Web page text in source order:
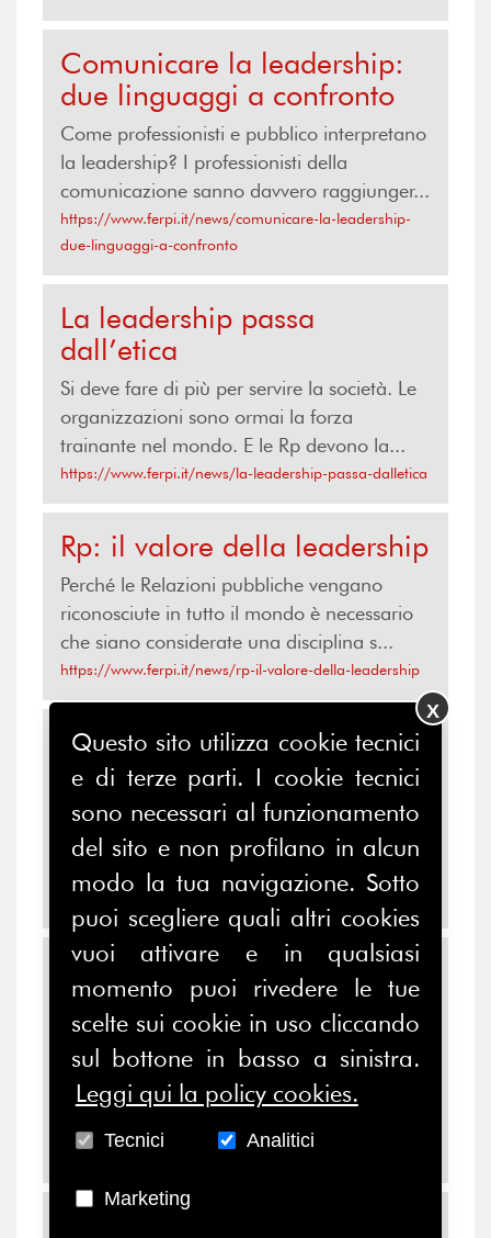
Comunicare la leadership:
due linguaggi a confronto
Come professionisti e pubblico interpretano
la leadership? I professionisti della
comunicazione sanno davvero raggiunger...
https://www.ferpi.it/news/comunicare-la-leadership-
due-linguaggi-a-confronto
La leadership passa
dall’etica
Si deve fare di più per servire la società. Le
organizzazioni sono ormai la forza
trainante nel mondo. E le Rp devono la...
https://www.ferpi.it/news/la-leadership-passa-dalletica
Rp: il valore della leadership
Perché le Relazioni pubbliche vengano
riconosciute in tutto il mondo è necessario
che siano considerate una disciplina s...
https://www.ferpi.it/news/rp-il-valore-della-leadership
Leadership: il futuro è
donna
Le donne leader comunicano in modo più
efficace rispetto agli uomini: è quanto
hanno espresso il 57% degli intervistati ...
https://www.ferpi.it/news/leadership-il-futuro-e-donna
Nella leadership il futuro
delle Rp
creazione di nuovo modello che veda le Rp
alla guida delle organizzazioni è un...
delle-rp
Questo sito utilizza cookie tecnici
e di terze parti. I cookie tecnici
sono necessari al funzionamento
del sito e non profilano in alcun
modo la tua navigazione. Sotto
puoi scegliere quali altri cookies
vuoi attivare e in qualsiasi
momento puoi rivedere le tue
scelte sui cookie in uso cliccando
sul bottone in basso a sinistra.
Leggi qui la policy cookies.
Tecnici Analitici
Marketing
X